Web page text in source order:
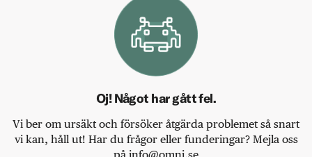
Oj! Något har gått fel.
Vi ber om ursäkt och försöker åtgärda problemet så snart
vi kan, håll ut! Har du frågor eller funderingar? Mejla oss